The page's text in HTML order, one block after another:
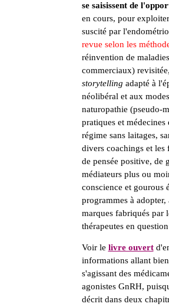
se saisissent de
en cours, pour
suscité par
revue selon les
réinvention de
commerciaux)
storytelling adapté à
néolibéral et aux
naturopathie (pseudo-
pratiques et médecines
régime sans laitages,
divers coachings et les
de pensée positive, de
médiateurs plus ou
conscience et gourous
programmes à
marques fabriqués par
thérapeutes en
Voir le livre ouvert
informations allant
s'agissant des
agonistes GnRH,
décrit dans deux